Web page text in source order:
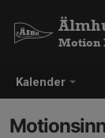
Kalender
Motion